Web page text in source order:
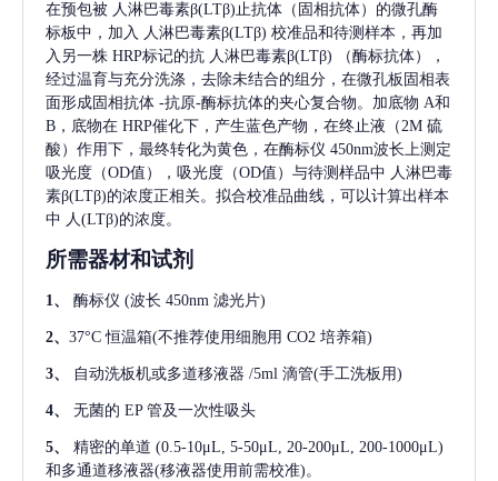
在预包被 人淋巴毒素β(LTβ)止抗体（固相抗体）的微孔酶
标板中，加入 人淋巴毒素β(LTβ) 校准品和待测样本，再加
入另一株 HRP标记的抗 人淋巴毒素β(LTβ)
（酶标抗体），
经过温育与充分洗涤，去除未结合的组分，在微孔板固相表
面形成固相抗体 -抗原-酶标抗体的夹心复合物。加底物 A和
B，底物在 HRP催化下，产生蓝色产物，在终止液（2M 硫
酸）作用下，最终转化为黄色，在酶标仪 450nm波长上测定
吸光度（OD值），吸光度（OD值）与待测样品中 人淋巴毒
素β(LTβ)的浓度正相关。拟合校准品曲线，可以计算出样本
中 人(LTβ)的浓度。
所需器材和试剂
1、 酶标仪 (波长 450nm 滤光片)
2、 37°C 恒温箱(不推荐使用细胞用 CO2 培养箱)
3、 自动洗板机或多道移液器 /5ml 滴管(手工洗板用)
4、 无菌的 EP 管及一次性吸头
5、 精密的单道 (0.5-10μL, 5-50μL, 20-200μL, 200-1000μL)
和多通道移液器(移液器使用前需校准)。